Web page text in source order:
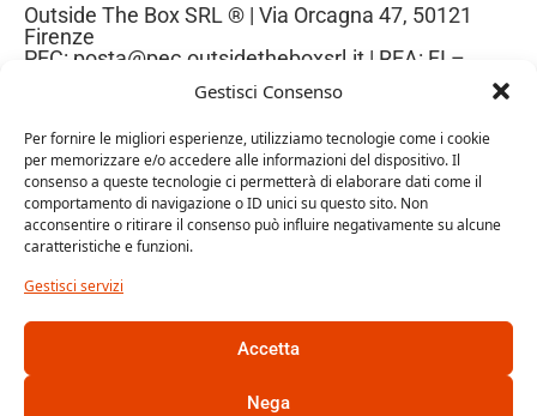
Gestisci Consenso
Per fornire le migliori esperienze, utilizziamo tecnologie come i cookie
per memorizzare e/o accedere alle informazioni del dispositivo. Il
consenso a queste tecnologie ci permetterà di elaborare dati come il
comportamento di navigazione o ID unici su questo sito. Non
acconsentire o ritirare il consenso può influire negativamente su alcune
caratteristiche e funzioni.
Gestisci servizi
Accetta
Nega
Outside The Box SRL ® | Via Orcagna 47, 50121
Firenze
PEC: posta@pec.outsidetheboxsrl.it | REA: FI –
669971| P.IVA: 06969740486
Capitale Sociale: 10.000€
Trattamento dei dati personali